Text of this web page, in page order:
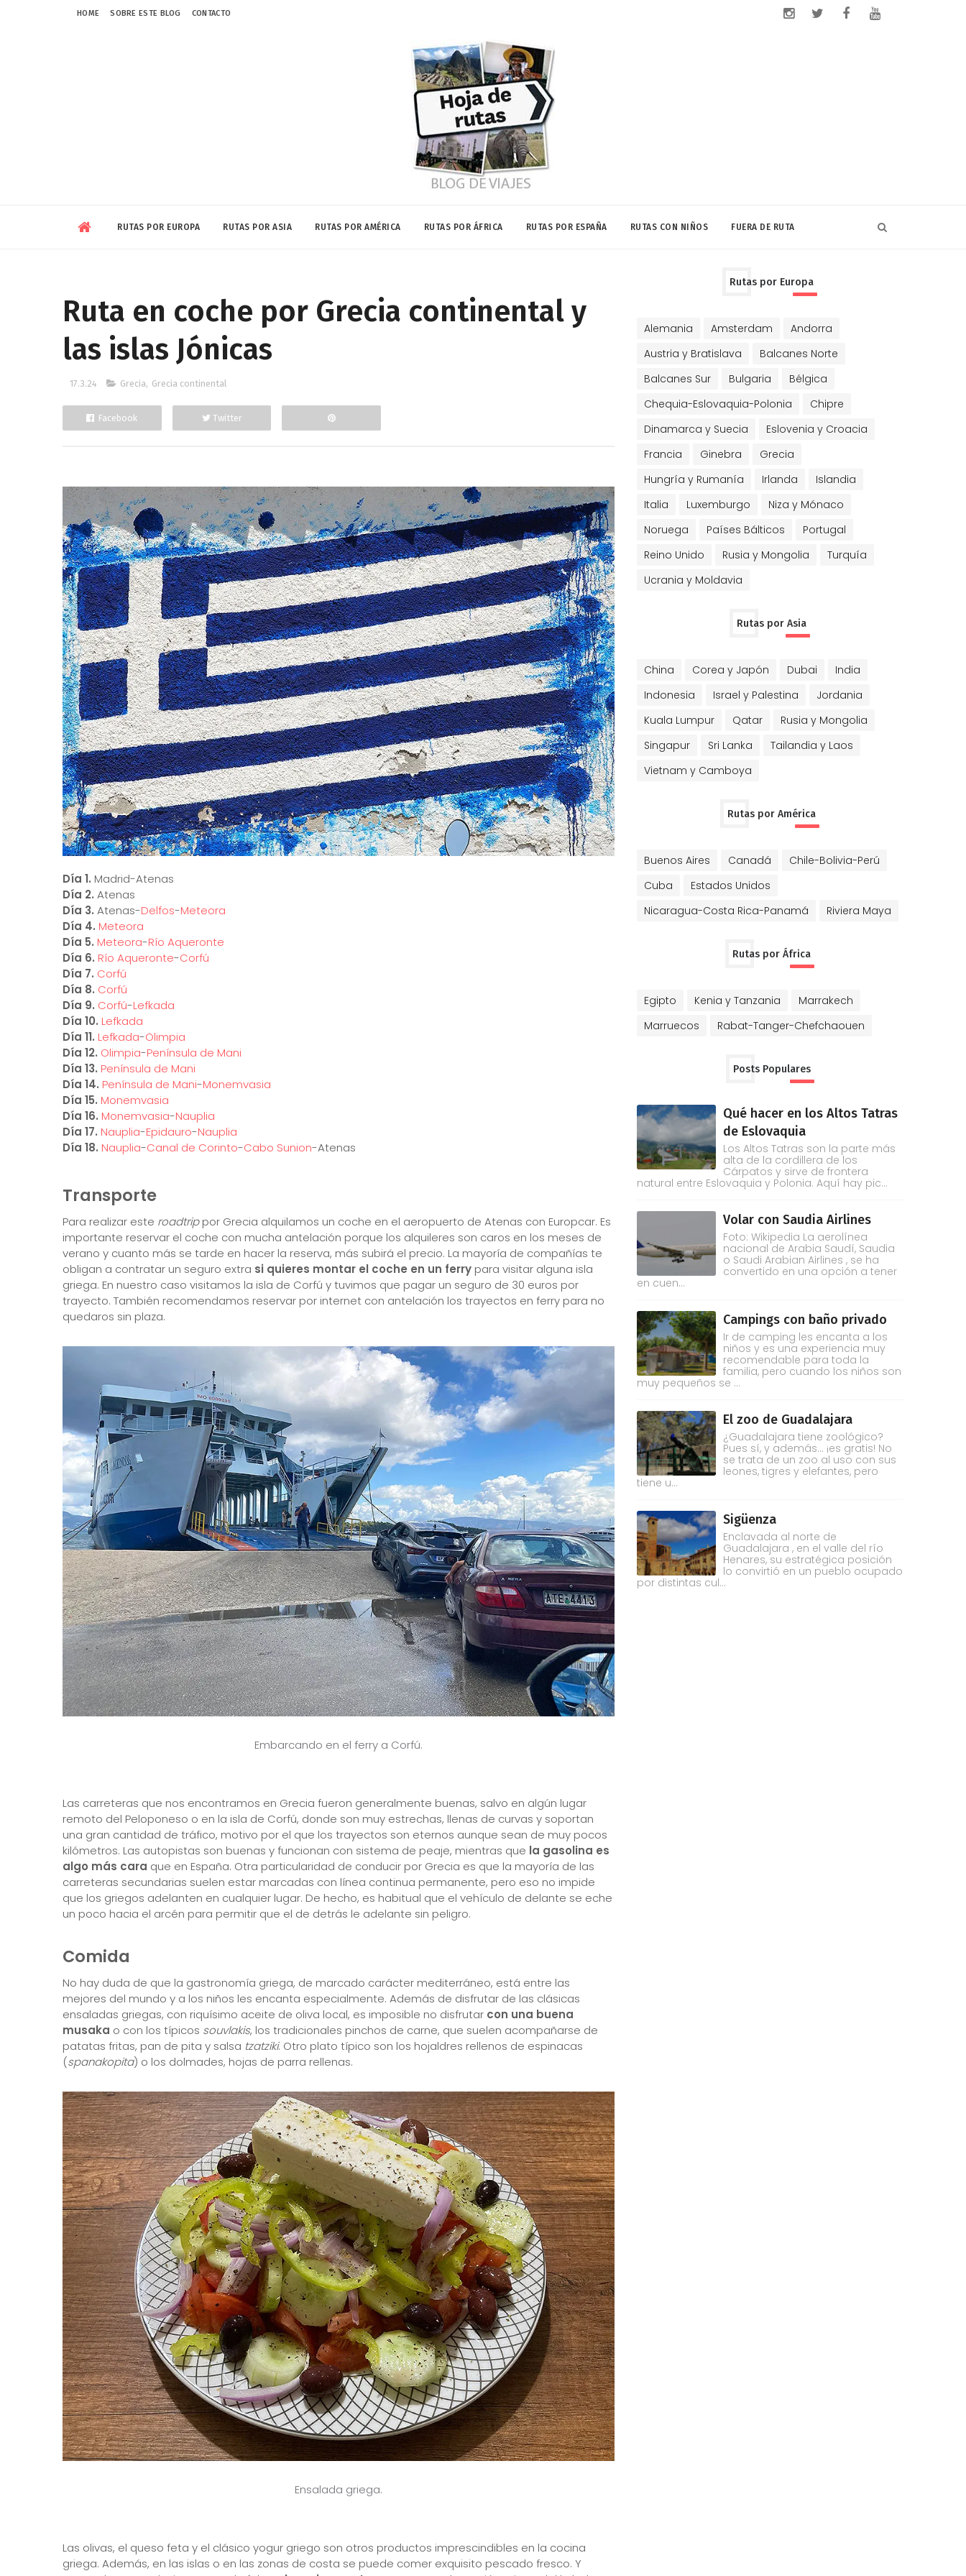
HOME SOBRE ESTE BLOG CONTACTO
RUTAS POR EUROPA RUTAS POR ASIA RUTAS POR AMÉRICA RUTAS POR ÁFRICA RUTAS POR ESPAÑA RUTAS CON NIÑOS FUERA DE RUTA
Ruta en coche por Grecia continental y
las islas Jónicas
17.3.24 Grecia, Grecia continental
Facebook Twitter
Día 1. Madrid-Atenas
Día 2. Atenas
Día 3. Atenas-Delfos-Meteora
Día 4. Meteora
Día 5. Meteora-Río Aqueronte
Día 6. Río Aqueronte-Corfú
Día 7. Corfú
Día 8. Corfú
Día 9. Corfú-Lefkada
Día 10. Lefkada
Día 11. Lefkada-Olimpia
Día 12. Olimpia-Península de Mani
Día 13. Península de Mani
Día 14. Península de Mani-Monemvasia
Día 15. Monemvasia
Día 16. Monemvasia-Nauplia
Día 17. Nauplia-Epidauro-Nauplia
Día 18. Nauplia-Canal de Corinto-Cabo Sunion-Atenas
Transporte
Para realizar este roadtrippor Grecia alquilamos un coche en el aeropuerto de Atenas con Europcar. Es
importante reservar el coche con mucha antelación porque los alquileres son caros en los meses de
verano y cuanto más se tarde en hacer la reserva, más subirá el precio. La mayoría de compañías te
obligan a contratar un seguro extra si quieres montar el coche en un ferry para visitar alguna isla
griega. En nuestro caso visitamos la isla de Corfú y tuvimos que pagar un seguro de 30 euros por
trayecto. También recomendamos reservar por internet con antelación los trayectos en ferry para no
quedaros sin plaza.
Embarcando en el ferry a Corfú.
Las carreteras que nos encontramos en Grecia fueron generalmente buenas, salvo en algún lugar
remoto del Peloponeso o en la isla de Corfú, donde son muy estrechas, llenas de curvas y soportan
una gran cantidad de tráfico, motivo por el que los trayectos son eternos aunque sean de muy pocos
kilómetros. Las autopistas son buenas y funcionan con sistema de peaje, mientras que la gasolina es
algo más cara que en España. Otra particularidad de conducir por Grecia es que la mayoría de las
carreteras secundarias suelen estar marcadas con línea continua permanente, pero eso no impide
que los griegos adelanten en cualquier lugar. De hecho, es habitual que el vehículo de delante se eche
un poco hacia el arcén para permitir que el de detrás le adelante sin peligro.
Comida
No hay duda de que la gastronomía griega, de marcado carácter mediterráneo, está entre las
mejores del mundo y a los niños les encanta especialmente. Además de disfrutar de las clásicas
ensaladas griegas, con riquísimo aceite de oliva local, es imposible no disfrutar con una buena
musaka o con los típicos souvlakis, los tradicionales pinchos de carne, que suelen acompañarse de
patatas fritas, pan de pita y salsa tzatziki. Otro plato típico son los hojaldres rellenos de espinacas
(spanakopita) o los dolmades, hojas de parra rellenas.
Ensalada griega.
Las olivas, el queso feta y el clásico yogur griego son otros productos imprescindibles en la cocina
griega. Además, en las islas o en las zonas de costa se puede comer exquisito pescado fresco. Y
Rutas por Europa
Alemania Amsterdam
Andorra
Austria y Bratislava
Balcanes Norte
Balcanes Sur
Bulgaria
Bélgica
Chequia-Eslovaquia-Polonia
Chipre
Dinamarca y Suecia
Eslovenia y Croacia
Francia
Ginebra
Grecia
Hungría y Rumanía
Irlanda
Islandia
Italia
Luxemburgo
Niza y Mónaco
Noruega
Países Bálticos
Portugal
Reino Unido
Rusia y Mongolia
Turquía
Ucrania y Moldavia
Rutas por Asia
China Corea y Japón Dubai
India
Indonesia
Israel y Palestina
Jordania
Kuala Lumpur
Qatar
Rusia y Mongolia
Singapur
Sri Lanka
Tailandia y Laos
Vietnam y Camboya
Rutas por América
Buenos Aires Canadá
Chile-Bolivia-Perú
Cuba
Estados Unidos
Nicaragua-Costa Rica-Panamá
Riviera Maya
Rutas por África
Egipto Kenia y Tanzania
Marrakech
Marruecos
Rabat-Tanger-Chefchaouen
Posts Populares
Qué hacer en los Altos Tatras
de Eslovaquia
Los Altos Tatras son la parte más
alta de la cordillera de los
Cárpatos y sirve de frontera
natural entre Eslovaquia y Polonia. Aquí hay pic...
Volar con Saudia Airlines
Foto: Wikipedia La aerolínea
nacional de Arabia Saudí, Saudia
o Saudi Arabian Airlines , se ha
convertido en una opción a tener
en cuen...
Campings con baño privado
Ir de camping les encanta a los
niños y es una experiencia muy
recomendable para toda la
familia, pero cuando los niños son
muy pequeños se ...
El zoo de Guadalajara
¿Guadalajara tiene zoológico?
Pues sí, y además... ¡es gratis! No
se trata de un zoo al uso con sus
leones, tigres y elefantes, pero
tiene u...
Sigüenza
Enclavada al norte de
Guadalajara , en el valle del río
Henares, su estratégica posición
lo convirtió en un pueblo ocupado
por distintas cul...